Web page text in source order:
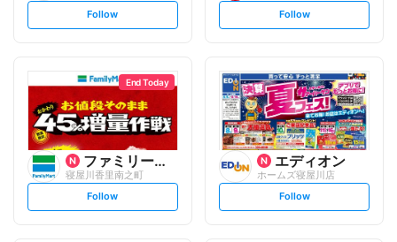
s
t
o
Follow
s
t
l
o
w
Follow
End Today
ファミリーマート
寝屋川香里南之町
s
t
Follow
エディオン
ホームズ寝屋川店
s
t
Follow